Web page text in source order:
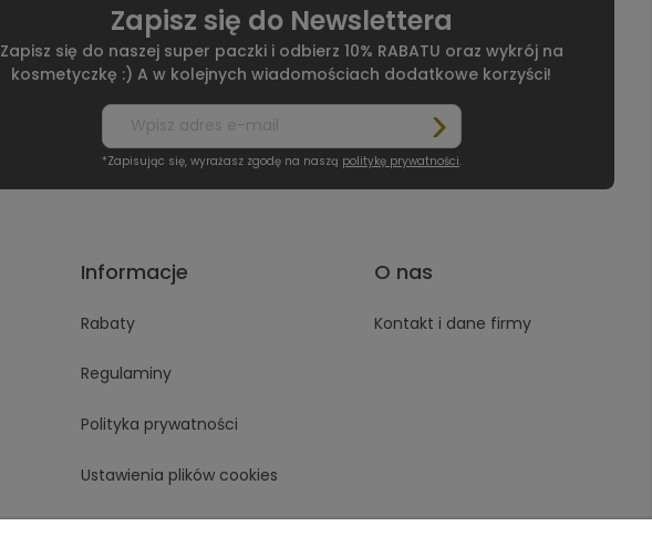
Zapisz się do Newslettera
Zapisz się do naszej super paczki i odbierz 10% RABATU oraz wykrój na
kosmetyczkę :) A w kolejnych wiadomościach dodatkowe korzyści!
*Zapisując się, wyrażasz zgodę na naszą politykę prywatności.
Informacje
Rabaty
Regulaminy
Polityka prywatności
Ustawienia plików cookies
O nas
Kontakt i dane firmy